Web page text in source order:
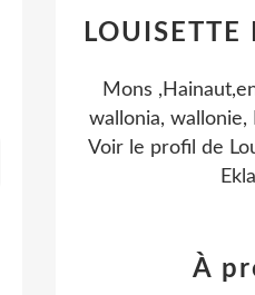
LOUISETTE
Mons
wallonia, wallonie,
Voir le profil de
À